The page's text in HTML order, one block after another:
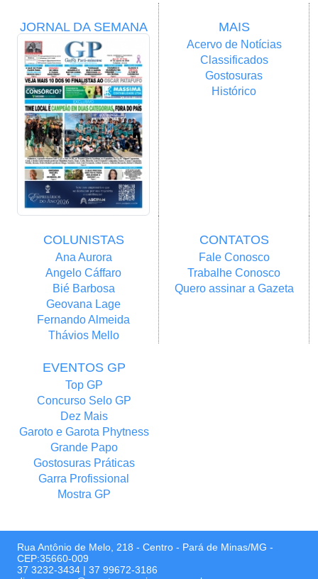
JORNAL DA SEMANA MAIS
Acervo de Notícias
Classificados
Gostosuras
Histórico
COLUNISTAS
Ana Aurora
Angelo Cáffaro
Bié Barbosa
Geovana Lage
Fernando Almeida
Thávios Mello
CONTATOS
Fale Conosco
Trabalhe Conosco
Quero assinar a Gazeta
EVENTOS GP
Top GP
Concurso Selo GP
Dez Mais
Garoto e Garota Phytness
Grande Papo
Gostosuras Práticas
Garra Profissional
Mostra GP
Rua Antônio de Melo, 218 - Centro - Pará de Minas/MG -
CEP:35660-009
37 3232-3434 | 37 99672-3186